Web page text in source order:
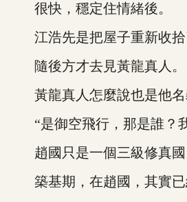
很快，穩定住情緒後。
江浩先是把屋子重新收拾
隨後方才去見黃龍真人。
黃龍真人怎麼說也是他名
“是御空飛行，那是誰？我
趙國只是一個三級修真國
築基期，在趙國，其實已